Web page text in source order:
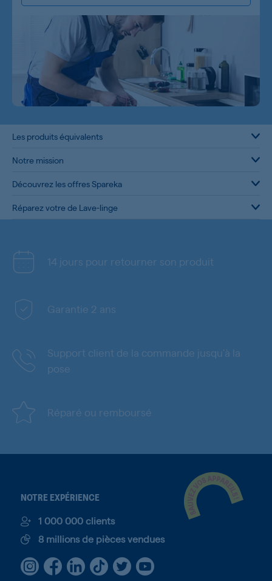
Les produits équivalents
Notre mission
Découvrez les offres Spareka
Réparez votre de Lave-linge
14 jours pour retourner son produit
Garantie 2 ans
Support client de la commande jusqu'à la
pose
Réparé ou remboursé
NOTRE EXPÉRIENCE
1 000 000 clients
8 millions de pièces vendues